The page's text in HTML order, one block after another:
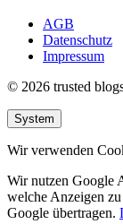
AGB
Datenschutz
Impressum
© 2026 trusted
System
Wir verwenden
Wir nutzen Google
welche Anzeigen
Google übertragen.